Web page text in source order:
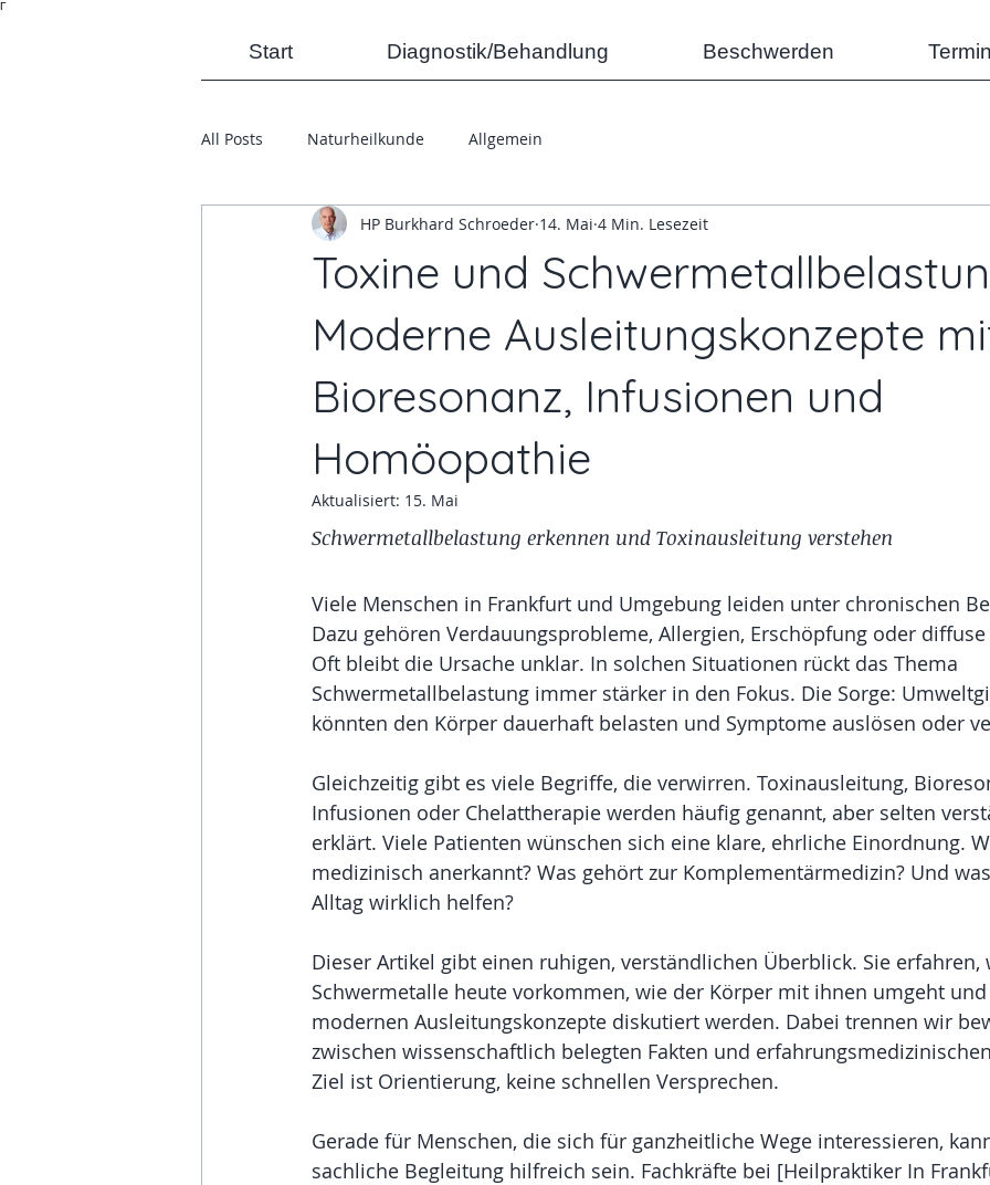
Γ
Start Diagnostik/Behandlung Beschwerden
All Posts Naturheilkunde Allgemein
Toxine und
Moderne Ausleitungskonzepte
Bioresonanz, Infusionen und
Homöopathie
HP Burkhard Schroeder 14. Mai 4 Min. Lesezeit
Aktualisiert: 15. Mai
Schwermetallbelastung erkennen und Toxinausleitung verstehen
Viele Menschen in Frankfurt und Umgebung leiden unter chronischen
Dazu gehören Verdauungsprobleme, Allergien, Erschöpfung oder
Oft bleibt die Ursache unklar. In solchen Situationen rückt das Thema
Schwermetallbelastung immer stärker in den Fokus. Die Sorge:
könnten den Körper dauerhaft belasten und Symptome auslösen oder
Gleichzeitig gibt es viele Begriffe, die verwirren. Toxinausleitung,
Infusionen oder Chelattherapie werden häufig genannt, aber selten
erklärt. Viele Patienten wünschen sich eine klare, ehrliche Einordnung.
medizinisch anerkannt? Was gehört zur Komplementärmedizin? Und
Alltag wirklich helfen?
Dieser Artikel gibt einen ruhigen, verständlichen Überblick. Sie
Schwermetalle heute vorkommen, wie der Körper mit ihnen umgeht
modernen Ausleitungskonzepte diskutiert werden. Dabei trennen wir
zwischen wissenschaftlich belegten Fakten und
Ziel ist Orientierung, keine schnellen Versprechen.
Gerade für Menschen, die sich für ganzheitliche Wege interessieren,
sachliche Begleitung hilfreich sein. Fachkräfte bei [Heilpraktiker In